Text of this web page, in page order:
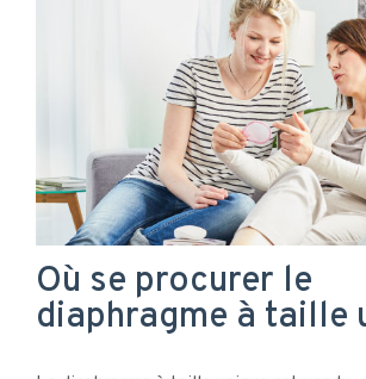
Où se procurer le
diaphragme à taille